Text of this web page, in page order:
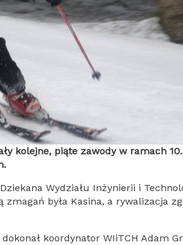
kolejne, piąte zawody w ramach
Wydziału Inżynierii i
zmagań była Kasina, a rywalizacja
koordynator WIiTCH Adam